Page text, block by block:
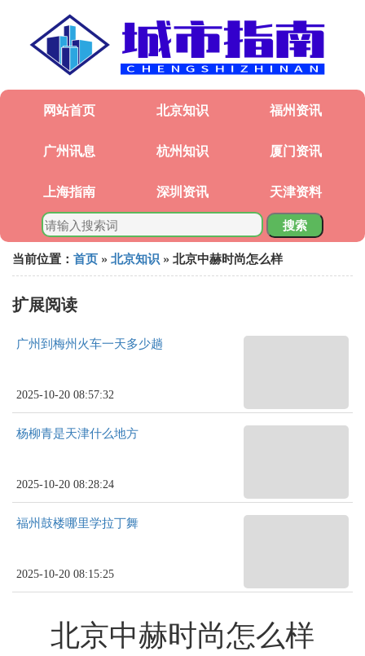
网站首页 北京知识 福州资讯
广州讯息 杭州知识 厦门资讯
上海指南 深圳资讯 天津资料
搜索
当前位置： 首页 » 北京知识 » 北京中赫时尚怎么样
扩展阅读
广州到梅州火车一天多少趟
2025-10-20 08:57:32
杨柳青是天津什么地方
2025-10-20 08:28:24
福州鼓楼哪里学拉丁舞
2025-10-20 08:15:25
北京中赫时尚怎么样